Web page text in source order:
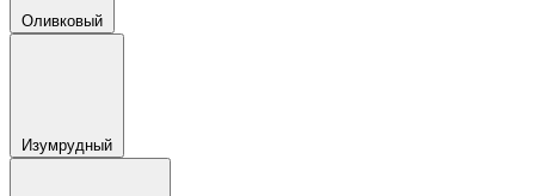
Оливковый
Изумрудный